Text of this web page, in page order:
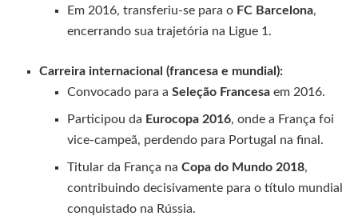
Em 2016, transferiu-se para o FC Barcelona,
encerrando sua trajetória na Ligue 1.
Carreira internacional (francesa e mundial):
Convocado para a Seleção Francesaem 2016.
Participou da Eurocopa 2016, onde a França foi
vice-campeã, perdendo para Portugal na final.
Titular da França na Copa do Mundo 2018,
contribuindo decisivamente para o título mundial
conquistado na Rússia.